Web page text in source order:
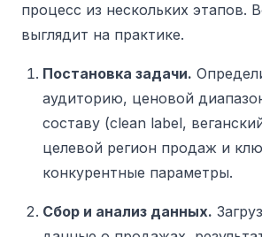
процесс из нескольких этапов.
выглядит на практике.
Постановка задачи.
аудиторию, ценовой
составу (clean label,
целевой регион продаж и
конкурентные параметры.
Сбор и анализ данных.